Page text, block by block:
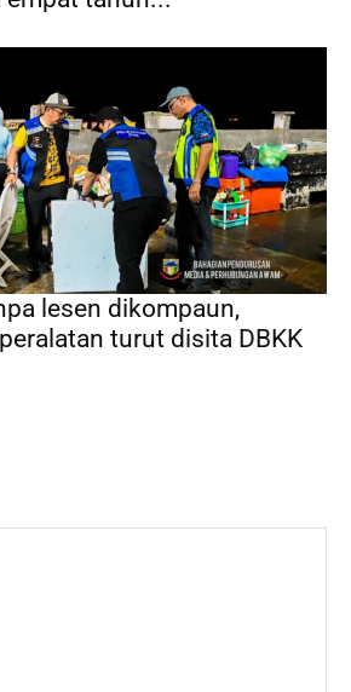
lesen dikompaun,
turut disita DBKK